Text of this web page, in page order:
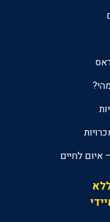
איום לחיים